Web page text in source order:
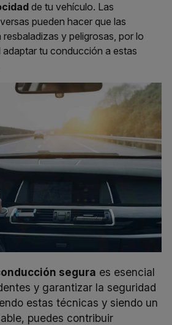
de tu vehículo. Las
pueden hacer que las
y peligrosas, por lo
adaptar tu conducción a estas
segura es esencial
y garantizar la seguridad
estas técnicas y siendo un
puedes contribuir